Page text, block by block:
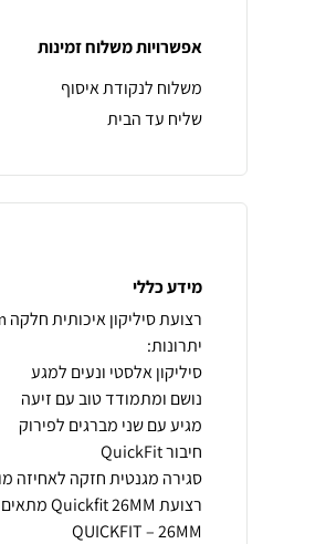
אפשרויות משלוח זמינות
משלוח לנקודת איסוף
שליח עד הבית
מידע כללי